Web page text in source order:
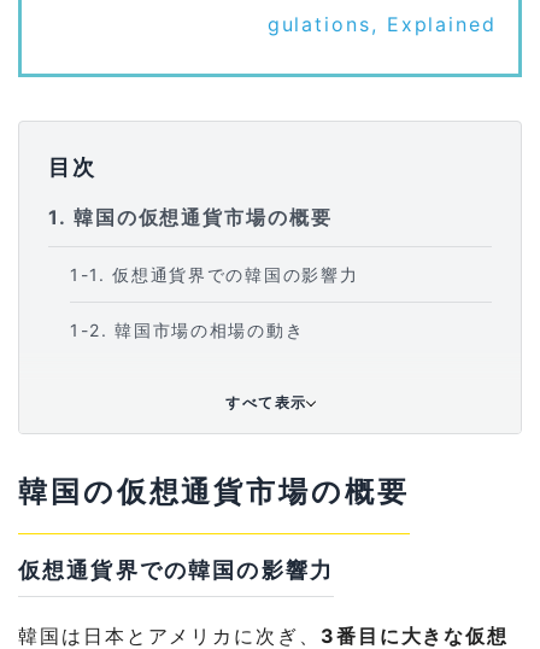
gulations, Explained
目次
1 韓国の仮想通貨市場の概要
1-1 仮想通貨界での韓国の影響力
1-2 韓国市場の相場の動き
1-4 2018年の韓国仮想通貨市場は？
1-5 韓国ではどのように仮想通貨取引が行われ
2 現在までの規制等の状況
2-1 今後規制案に進展はあるのか
すべて表示
韓国の仮想通貨市場の概要
仮想通貨界での韓国の影響力
韓国は日本とアメリカに次ぎ、 3番目に大きな仮想